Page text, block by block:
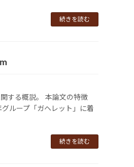
続きを読む
する概説。 本論文の特徴
ループ「ガヘレット」に着
続きを読む